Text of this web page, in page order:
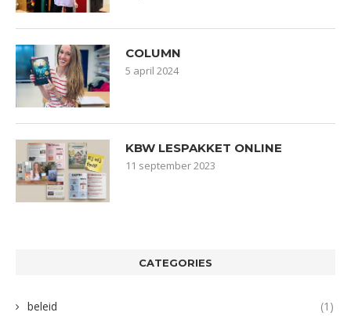
COLUMN
5 april 2024
KBW LESPAKKET ONLINE
11 september 2023
CATEGORIES
beleid (1)